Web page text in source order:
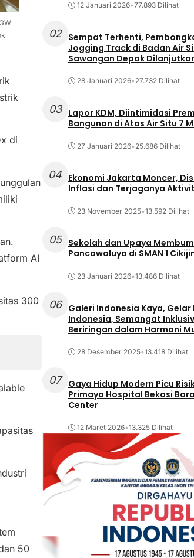
di
AI
300
50
12 Januari 2026•77.893 Dilihat
02
Sempat Terhenti,
Jogging Track di Badan Air
Sawangan Depok
28 Januari 2026• 27.732 Dilihat
03
Lapor KDM, Diintimidasi
Bangunan di Atas Air Situ 7
27 Januari 2026• 25.686 Dilihat
04 Ekonomi Jakarta Moncer,
Inflasi dan Terjaganya
23 November 2025•13.592 Dilihat
05
Sekolah dan Upaya
Pancawaluya di SMAN 1
23 Januari 2026•13.486 Dilihat
06
Galeri Indonesia Kaya,
Indonesia, Semangat
Beriringan dalam Harmoni
28 Desember 2025•13.418 Dilihat
07
Gaya Hidup Modern Picu
Primaya Hospital Bekasi
Center
12 Maret 2026•13.325 Dilihat